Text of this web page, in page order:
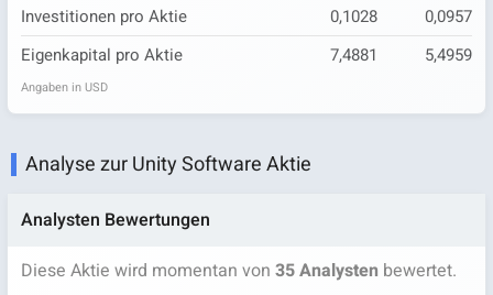
Investitionen pro Aktie
0,1028
0,0957
Eigenkapital pro Aktie
7,4881 5,4959
Angaben in USD
Analyse zur Unity Software Aktie
Analysten Bewertungen
Diese Aktie wird momentan von 35 Analysten bewertet.